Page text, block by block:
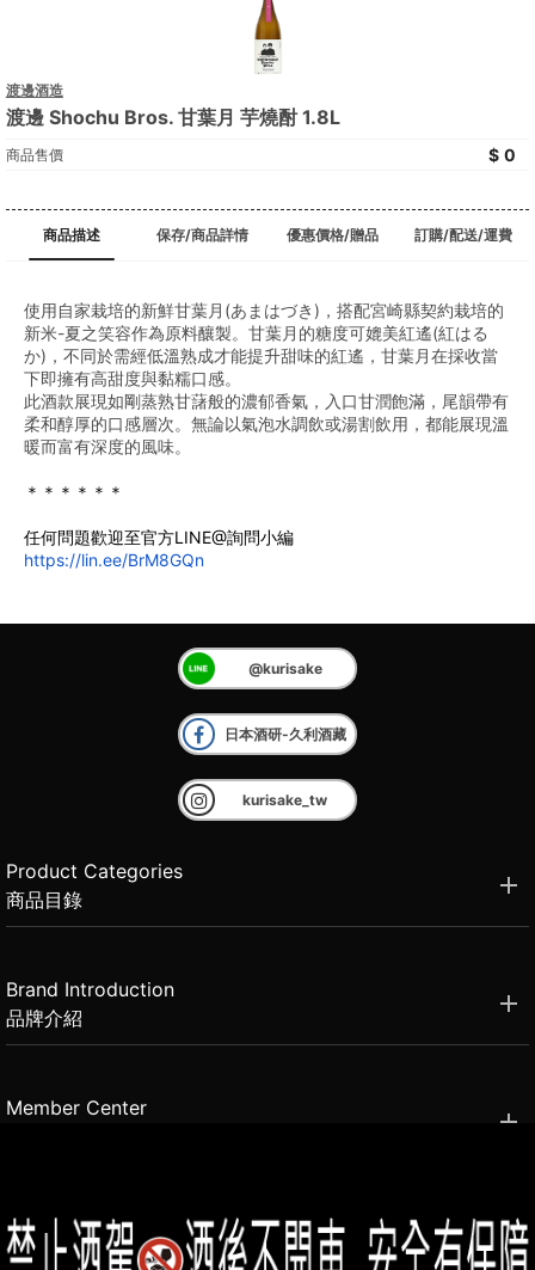
渡邊酒造
渡邊 Shochu Bros. 甘葉月 芋燒酎 1.8L
商品售價 0
商品描述 保存/商品詳情 優惠價格/贈品 訂購/配送/運費
使用自家栽培的新鮮甘葉月(あまはづき)，搭配宮崎縣契約栽培的
新米-夏之笑容作為原料釀製。甘葉月的糖度可媲美紅遙(紅はる
か)，不同於需經低溫熟成才能提升甜味的紅遙，甘葉月在採收當
下即擁有高甜度與黏糯口感。
此酒款展現如剛蒸熟甘藷般的濃郁香氣，入口甘潤飽滿，尾韻帶有
柔和醇厚的口感層次。無論以氣泡水調飲或湯割飲用，都能展現溫
暖而富有深度的風味。
＊＊＊＊＊＊
任何問題歡迎至官方LINE@詢問小編
https://lin.ee/BrM8GQn
@kurisake
日本酒研-久利酒藏
kurisake_tw
Product Categories
商品目錄
Brand Introduction
品牌介紹
Member Center
2021思橙國際有限公司 版權所有 禁止轉貼節錄 All rights reserved.